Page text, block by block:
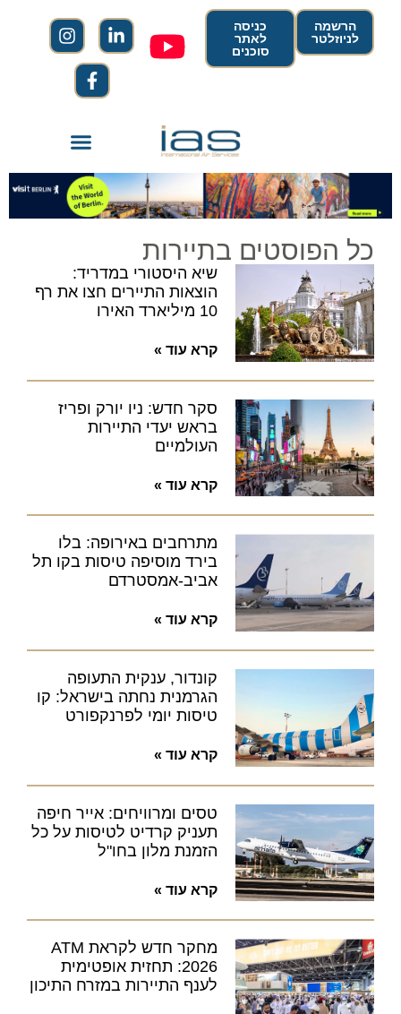
הרשמה
לניוזלטר
כניסה
לאתר
סוכנים
כל הפוסטים בתיירות
שיא היסטורי במדריד:
הוצאות התיירים חצו את רף
10 מיליארד האירו
קרא עוד »
סקר חדש: ניו יורק ופריז
בראש יעדי התיירות
העולמיים
קרא עוד »
מתרחבים באירופה: בלו
בירד מוסיפה טיסות בקו תל
אביב-אמסטרדם
קרא עוד »
קונדור, ענקית התעופה
הגרמנית נחתה בישראל: קו
טיסות יומי לפרנקפורט
קרא עוד »
טסים ומרוויחים: אייר חיפה
תעניק קרדיט לטיסות על כל
הזמנת מלון בחו"ל
קרא עוד »
מחקר חדש לקראת ATM
2026: תחזית אופטימית
לענף התיירות במזרח התיכון